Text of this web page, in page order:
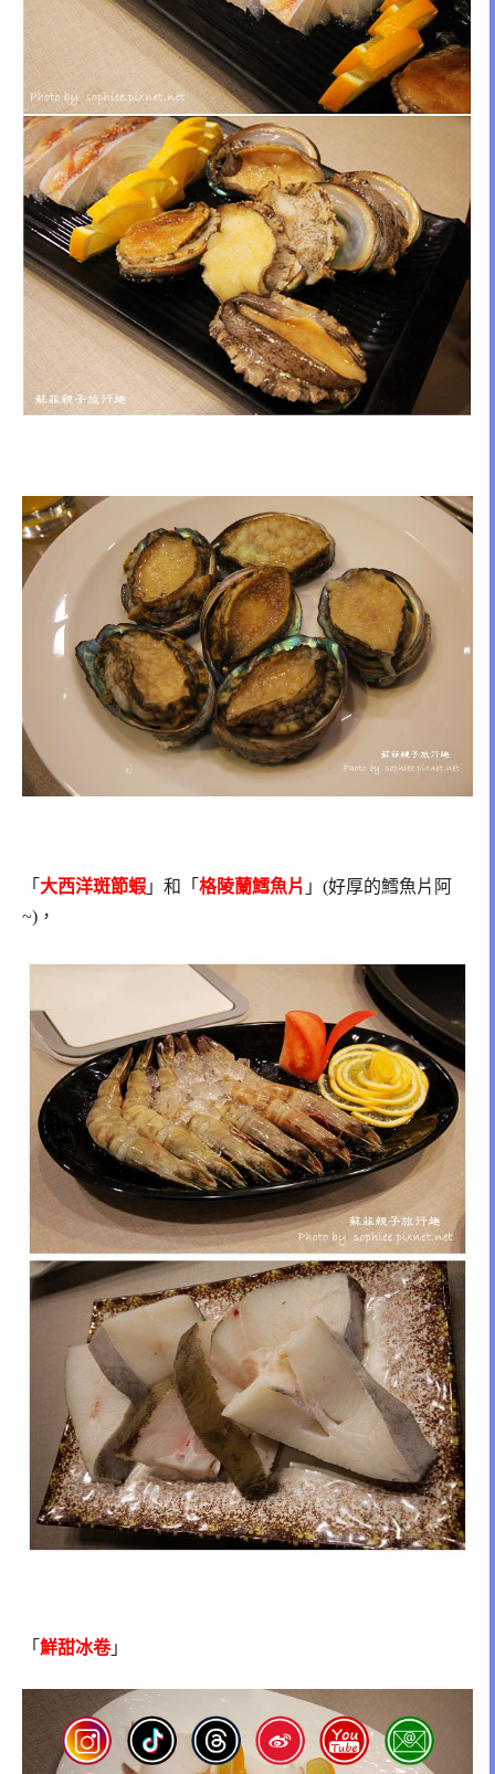
「 大西洋斑節蝦 」和「 格陵蘭鱈魚片 」(好厚的鱈魚片阿
~)，
「 鮮甜冰卷」